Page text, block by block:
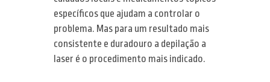
específicos que ajudam a controlar o
problema. Mas para um resultado mais
consistente e duradouro a depilação a
laser é o procedimento mais indicado.